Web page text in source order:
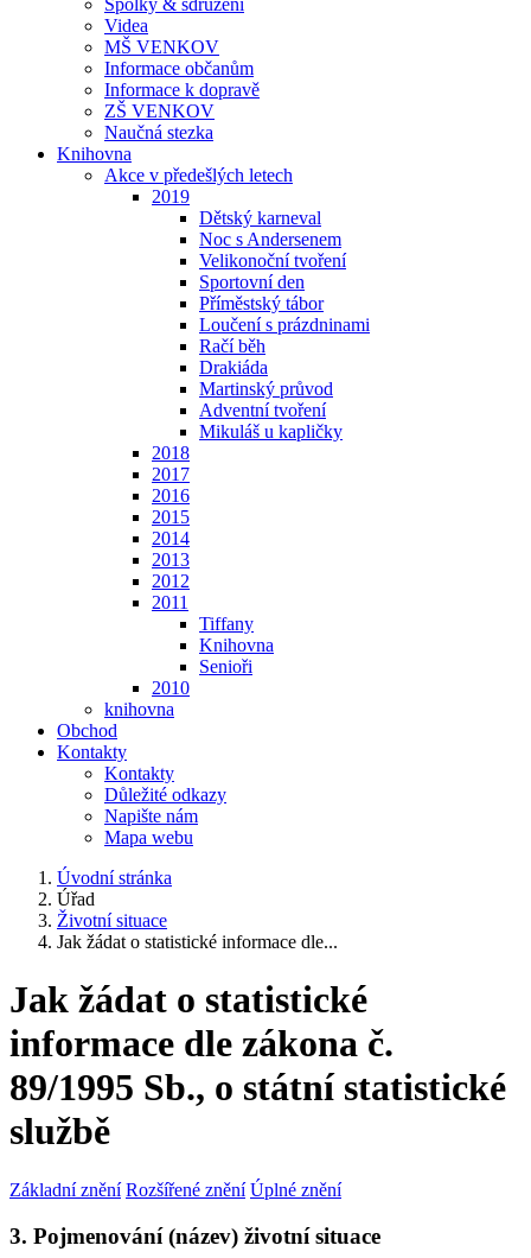
Spolky & sdružení
Videa
MŠ VENKOV
Informace občanům
Informace k dopravě
ZŠ VENKOV
Naučná stezka
Knihovna
Akce v předešlých letech
2019
Dětský karneval
Noc s Andersenem
Velikonoční tvoření
Sportovní den
Příměstský tábor
Loučení s prázdninami
Račí běh
Drakiáda
Martinský průvod
Adventní tvoření
Mikuláš u kapličky
2018
2017
2016
2015
2014
2013
2012
2011
Tiffany
Knihovna
Senioři
2010
knihovna
Obchod
Kontakty
Kontakty
Důležité odkazy
Napište nám
Mapa webu
Úvodní stránka
Úřad
Životní situace
Jak žádat o statistické informace dle...
Jak žádat o statistické
informace dle zákona č.
89/1995 Sb., o státní statistické
službě
Základní znění Rozšířené znění Úplné znění
3. Pojmenování (název) životní situace